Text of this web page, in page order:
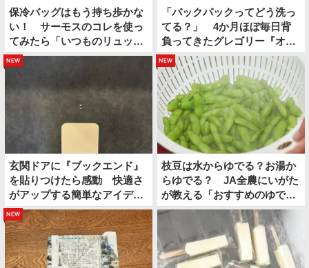
保冷バッグはもう持ち歩かな
い！ サーモスのコレを使っ
てみたら「いつものリュック
の中に保冷スペースができ
た」
「バックパックってどう洗っ
てる？」 4か月ほぼ毎日背
負ってきたグレゴリー『オー
ルデイ』を…
玄関ドアに『ブックエンド』
を貼りつけたら感動 快適さ
がアップする簡単なアイディ
アとは
new
枝豆は水からゆでる？お湯か
らゆでる？ JA全農にいがた
が教える「おすすめのゆで
方」がこちら
new